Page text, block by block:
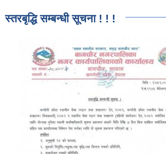
स्तरबृद्धि सम्बन्धी सूचना ! ! !